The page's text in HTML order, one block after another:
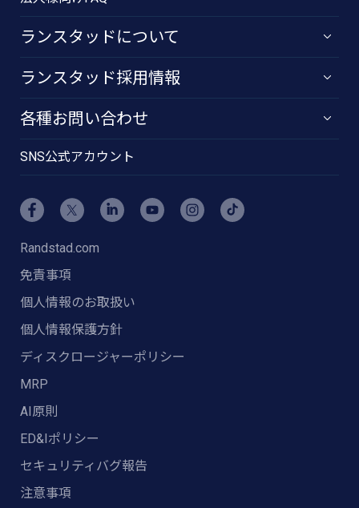
ランスタッドについて
ランスタッド採用情報
各種お問い合わせ
SNS公式アカウント
Randstad.com
免責事項
個人情報のお取扱い
個人情報保護方針
ディスクロージャーポリシー
MRP
AI原則
ED&Iポリシー
セキュリティバグ報告
注意事項